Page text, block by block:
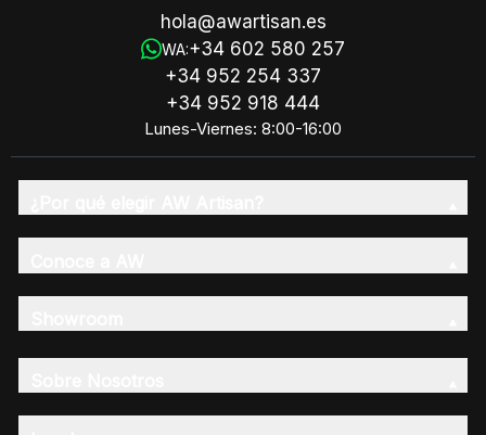
hola@awartisan.es
WA:+34 602 580 257
+34 952 254 337
+34 952 918 444
Lunes-Viernes: 8:00-16:00